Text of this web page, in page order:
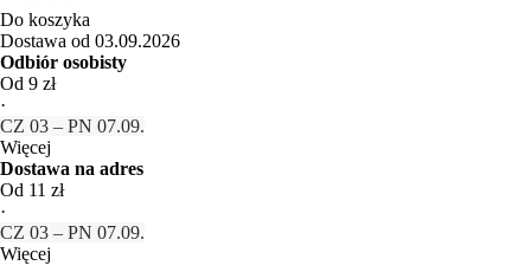
Do koszyka
Dostawa od 03.09.2026
Odbiór osobisty
Od 9 zł
·
CZ 03 – PN 07.09.
Więcej
Dostawa na adres
Od 11 zł
·
CZ 03 – PN 07.09.
Więcej